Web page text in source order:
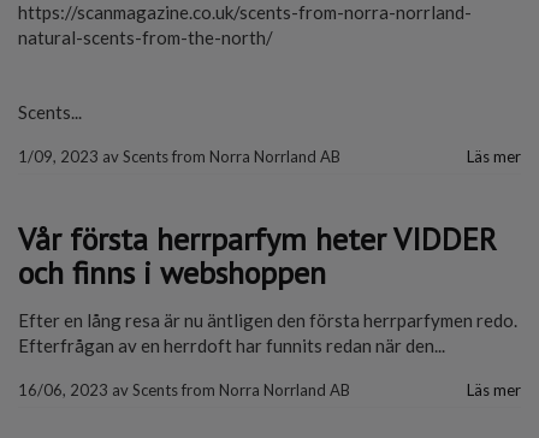
https://scanmagazine.co.uk/scents-from-norra-norrland-
natural-scents-from-the-north/
Scents...
1/09, 2023 avScents from Norra Norrland AB Läs mer
Vår första herrparfym heter VIDDER
och finns i webshoppen
Efter en lång resa är nu äntligen den första herrparfymen redo.
Efterfrågan av en herrdoft har funnits redan när den...
16/06, 2023 avScents from Norra Norrland AB Läs mer